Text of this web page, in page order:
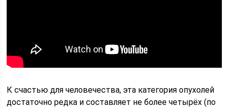
К счастью для человечества, эта категория опухолей
достаточно редка и составляет не более четырёх (по